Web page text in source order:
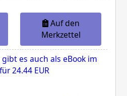
Auf den
Merkzettel
gibt es auch als eBook im
24.44 EUR